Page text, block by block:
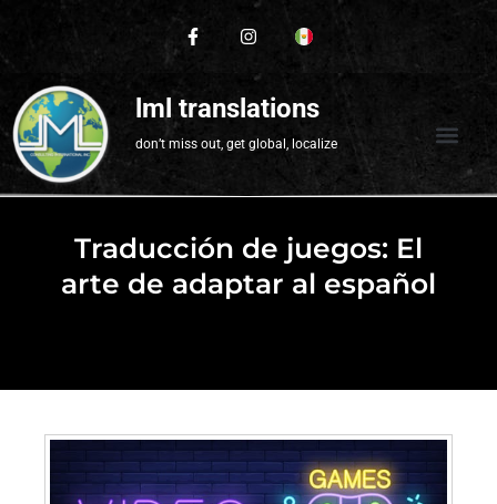
lml translations
don’t miss out, get global, localize
Traducción de juegos: El
arte de adaptar al español